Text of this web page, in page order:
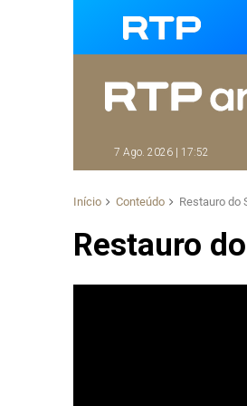
7 Ago. 2026 | 17:52
Início Conteúdo Restauro do
Restauro